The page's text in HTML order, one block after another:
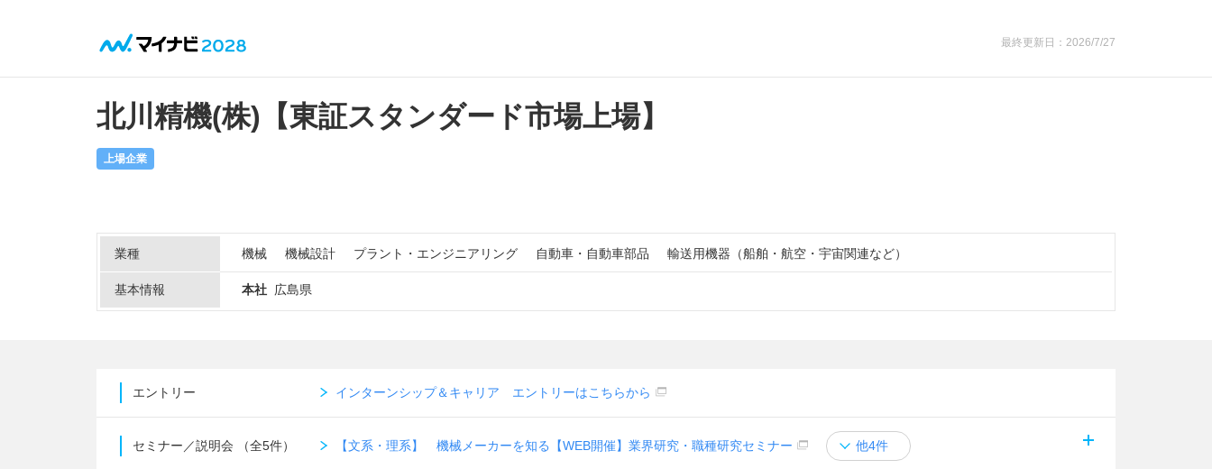
最終更新日：2026/7/27
北川精機(株)【東証スタンダード市場上場】
上場企業
業種 機械 機械設計 プラント・エンジニアリング 自動車・自動車部品 輸送用機器（船舶・航空・宇宙関連など）
基本情報 本社 広島県
エントリー インターンシップ＆キャリア エントリーはこちらから
セミナー／説明会 （全5件） 【文系・理系】 機械メーカーを知る【WEB開催】業界研究・職種研究セミナー 他4件